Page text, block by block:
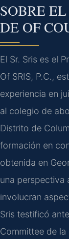
SOBRE
DE OF
El Sr. Sris es el
Of SRIS, P.C.,
experiencia en
al colegio de
Distrito de
formación en
obtenida en
una perspectiva
involucran
Sris testificó
Committee de la